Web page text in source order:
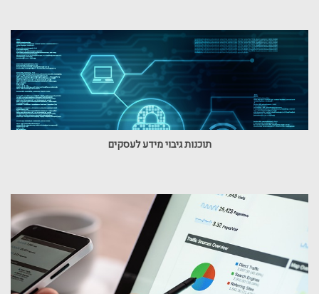
תוכנות גיבוי מידע לעסקים